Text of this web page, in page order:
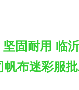
固耐用 临
帆布迷彩服